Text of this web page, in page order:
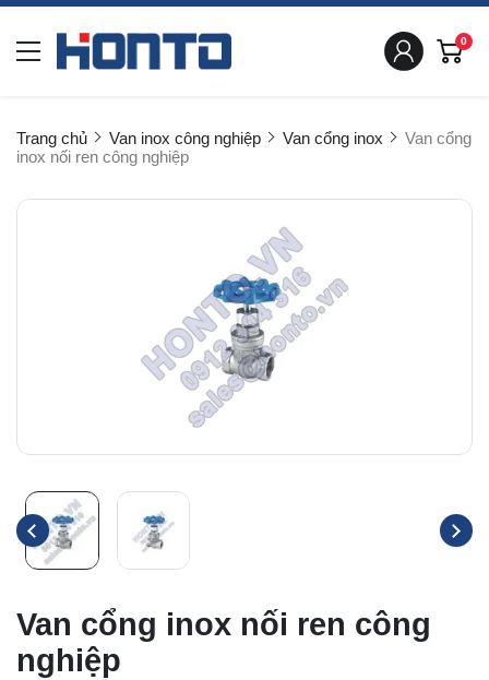
0
Trang chủ Van inox công nghiệp Van cổng inox
Van cổng
inox nối ren công nghiệp
Van cổng inox nối ren công
nghiệp